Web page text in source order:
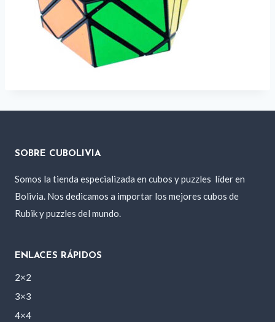
SOBRE CUBOLIVIA
Somos la tienda especializada en cubos y puzzles líder en
Bolivia. Nos dedicamos a importar los mejores cubos de
Rubik y puzzles del mundo.
ENLACES RÁPIDOS
2×2
3×3
4×4